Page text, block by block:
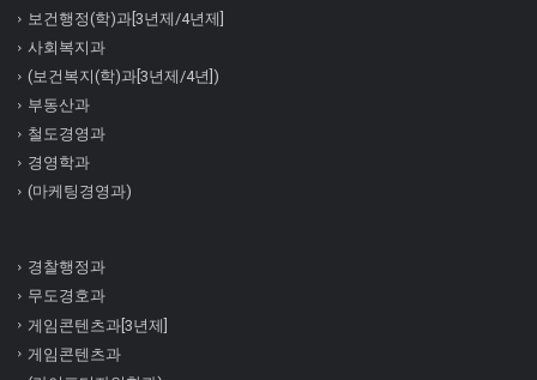
보건행정(학)과[3년제/4년제]
사회복지과
(보건복지(학)과[3년제/4년])
부동산과
철도경영과
경영학과
(마케팅경영과)
경찰행정과
무도경호과
게임콘텐츠과[3년제]
게임콘텐츠과